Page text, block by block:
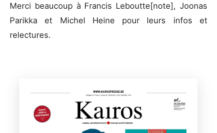
Merci beaucoup à Francis Leboutte[note], Joonas
Parikka et Michel Heine pour leurs infos et
relectures.